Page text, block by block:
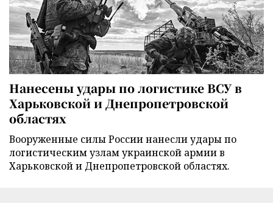
Нанесены удары по логистике ВСУ в
Харьковской и Днепропетровской
областях
Вооруженные силы России нанесли удары по
логистическим узлам украинской армии в
Харьковской и Днепропетровской областях.